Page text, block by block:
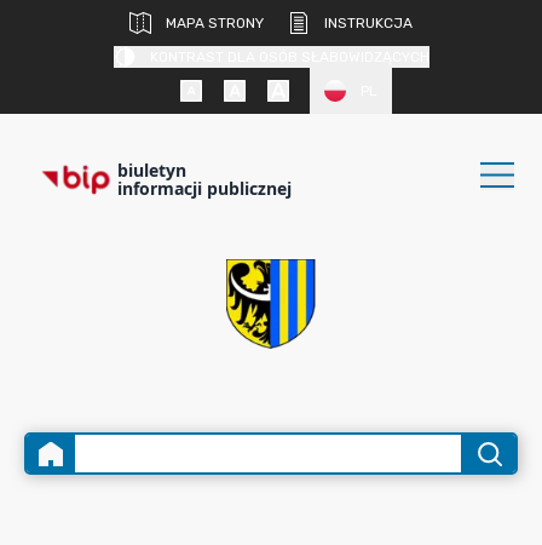
MAPA STRONY
INSTRUKCJA
biuletyn
informacji publicznej